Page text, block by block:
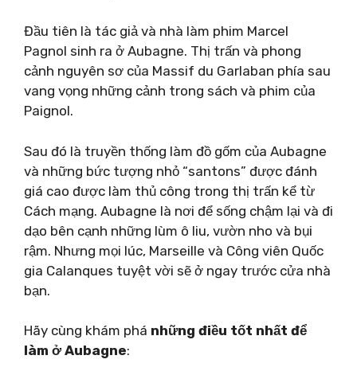
Đầu tiên là tác giả và nhà làm phim Marcel
Pagnol sinh ra ở Aubagne. Thị trấn và phong
cảnh nguyên sơ của Massif du Garlaban phía sau
vang vọng những cảnh trong sách và phim của
Paignol.
Sau đó là truyền thống làm đồ gốm của Aubagne
và những bức tượng nhỏ “santons” được đánh
giá cao được làm thủ công trong thị trấn kể từ
Cách mạng. Aubagne là nơi để sống chậm lại và đi
dạo bên cạnh những lùm ô liu, vườn nho và bụi
rậm. Nhưng mọi lúc, Marseille và Công viên Quốc
gia Calanques tuyệt vời sẽ ở ngay trước cửa nhà
bạn.
Hãy cùng khám phá những điều tốt nhất để
làm ở Aubagne: